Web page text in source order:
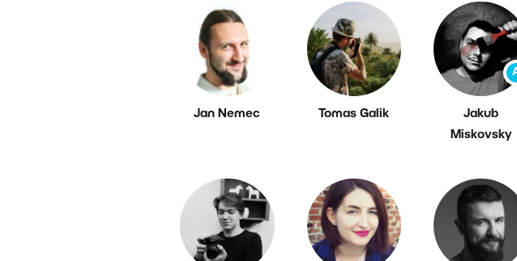
Jan Nemec Tomas Galik
Jakub
Miskovsky